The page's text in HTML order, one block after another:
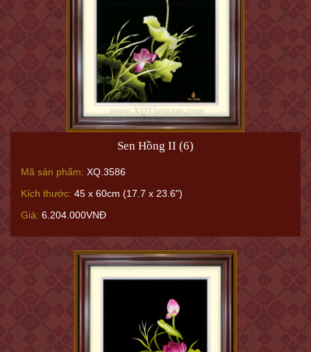
Sen Hồng II (6)
Mã sản phẩm: XQ.3586
Kích thước: 45 x 60cm (17.7 x 23.6")
Giá: 6.204.000VNĐ